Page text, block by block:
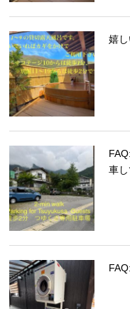
嬉
車